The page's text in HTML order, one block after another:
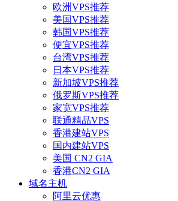
欧洲VPS推荐
美国VPS推荐
韩国VPS推荐
便宜VPS推荐
台湾VPS推荐
日本VPS推荐
新加坡VPS推荐
俄罗斯VPS推荐
家宽VPS推荐
联通精品VPS
香港建站VPS
国内建站VPS
美国 CN2 GIA
香港CN2 GIA
域名主机
阿里云优惠